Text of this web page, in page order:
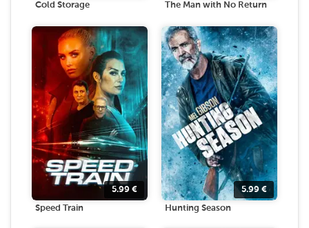
Cold Storage The Man with No Return
5.99 €
Speed Train
5.99 €
Hunting Season